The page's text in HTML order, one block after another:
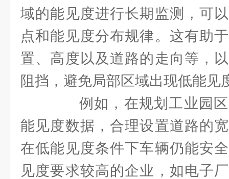
域的能见度进行长期监测，可
点和能见度分布规律。这有助
置、高度以及道路的走向等，
阻挡，避免局部区域出现低能见
例如，在规划工业园区
能见度数据，合理设置道路的
在低能见度条件下车辆仍能安
见度要求较高的企业，如电子